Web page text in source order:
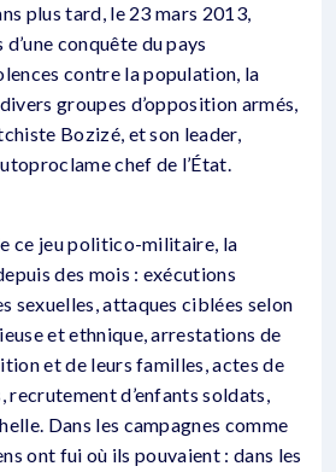
plus tard, le 23 mars 2013,
conquête du pays
contre la population, la
groupes d’opposition armés,
Bozizé, et son leader,
chef de l’État.
ce jeu politico-militaire, la
des mois : exécutions
sexuelles, attaques ciblées selon
et ethnique, arrestations de
et de leurs familles, actes de
d’enfants soldats,
Dans les campagnes comme
ont fui où ils pouvaient : dans les